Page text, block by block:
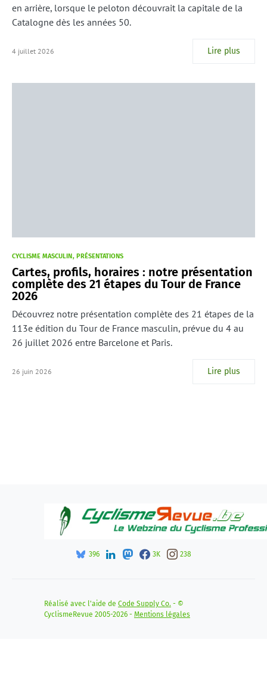
en arrière, lorsque le peloton découvrait la capitale de la
Catalogne dès les années 50.
4 juillet 2026 Lire plus
CYCLISME MASCULIN PRÉSENTATIONS
Cartes, profils, horaires : notre présentation
complète des 21 étapes du Tour de France
2026
Découvrez notre présentation complète des 21 étapes de la
113e édition du Tour de France masculin, prévue du 4 au
26 juillet 2026 entre Barcelone et Paris.
26 juin 2026 Lire plus
396 3K 238
Réalisé avec l'aide de Code Supply Co. - ©
CyclismeRevue 2005-2026 - Mentions légales